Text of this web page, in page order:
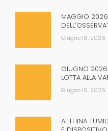
MAGGIO 2026
Giugno 18, 2026
GIUGNO 2026
LOTTA ALLA
Giugno 16, 2026
AETHINA